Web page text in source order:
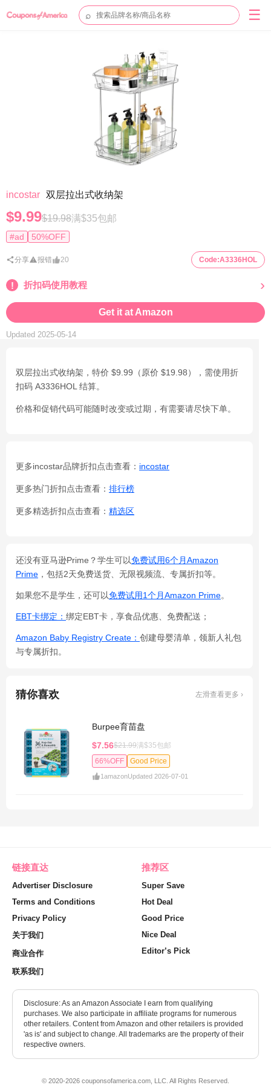
⌕ ☰
incostar 双层拉出式收纳架
$9.99$19.98满$35包邮
#ad 50%OFF
分享 报错 20 Code:A3336HOL
折扣码使用教程
Get it at Amazon
Updated 2025-05-14
双层拉出式收纳架，特价 $9.99（原价 $19.98），需使用折
扣码 A3336HOL 结算。
价格和促销代码可能随时改变或过期，有需要请尽快下单。
更多incostar品牌折扣点击查看： incostar
更多热门折扣点击查看： 排行榜
更多精选折扣点击查看： 精选区
还没有亚马逊Prime？学生可以免费试用6个月Amazon
Prime ，包括2天免费送货、无限视频流、专属折扣等。
如果您不是学生，还可以免费试用1个月Amazon Prime。
EBT卡绑定： 绑定EBT卡，享食品优惠、免费配送；
Amazon Baby Registry Create： 创建母婴清单，领新人礼包
与专属折扣。
猜你喜欢 左滑查看更多 ›
Burpee育苗盘
$7.56$21.99满$35包邮
66%OFF
Good Price
1amazonUpdated 2026-07-01
链接直达
Advertiser Disclosure
Terms and Conditions
Privacy Policy
关于我们
商业合作
联系我们
推荐区
Super Save
Hot Deal
Good Price
Nice Deal
Editor’s Pick
Disclosure: As an Amazon Associate I earn from qualifying
purchases. We also participate in affiliate programs for numerous
other retailers. Content from Amazon and other retailers is provided
'as is' and subject to change. All trademarks are the property of their
respective owners.
© 2020-2026 couponsofamerica.com, LLC. All Rights Reserved.